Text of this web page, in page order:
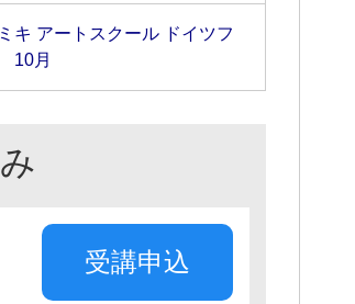
キ アートスクール ドイツフ
10月
受講申込